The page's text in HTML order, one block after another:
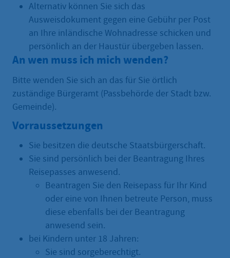
Alternativ können Sie sich das
Ausweisdokument gegen eine Gebühr per Post
an Ihre inländische Wohnadresse schicken und
persönlich an der Haustür übergeben lassen.
An wen muss ich mich wenden?
Bitte wenden Sie sich an das für Sie örtlich
zuständige Bürgeramt (Passbehörde der Stadt bzw.
Gemeinde).
Vorraussetzungen
Sie besitzen die deutsche Staatsbürgerschaft.
Sie sind persönlich bei der Beantragung Ihres
Reisepasses anwesend.
Beantragen Sie den Reisepass für Ihr Kind
oder eine von Ihnen betreute Person, muss
diese ebenfalls bei der Beantragung
anwesend sein.
bei Kindern unter 18 Jahren:
Sie sind sorgeberechtigt.